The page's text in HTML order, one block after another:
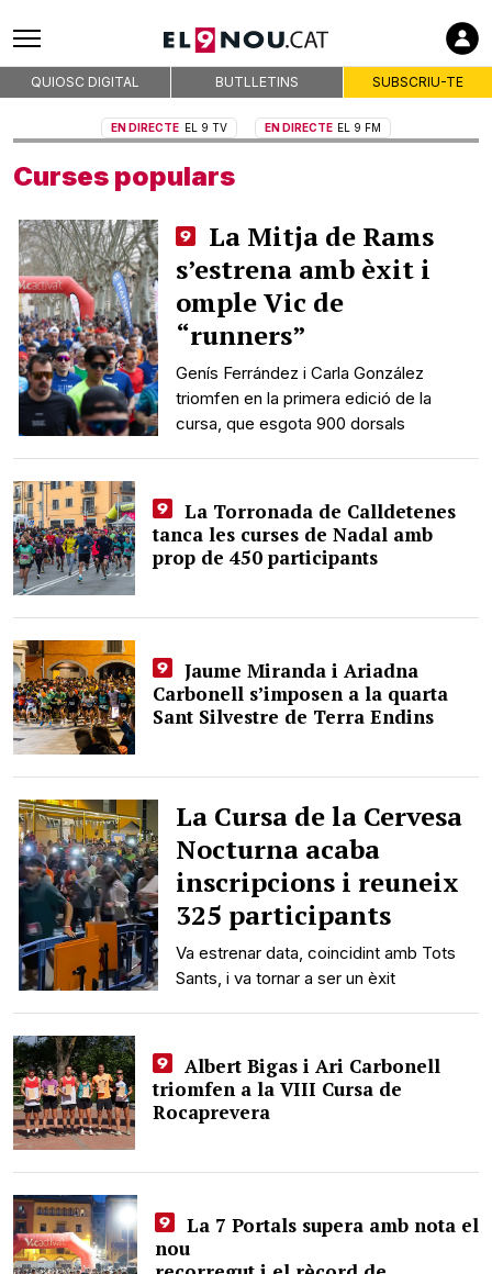
QUIOSC DIGITAL BUTLLETINS SUBSCRIU-TE
EN DIRECTE EL 9 TV EN DIRECTE EL 9 FM
Curses populars
La Mitja de Rams
s’estrena amb èxit i
omple Vic de
“runners”
Genís Ferrández i Carla González
triomfen en la primera edició de la
cursa, que esgota 900 dorsals
La Torronada de Calldetenes
tanca les curses de Nadal amb
prop de 450 participants
Jaume Miranda i Ariadna
Carbonell s’imposen a la quarta
Sant Silvestre de Terra Endins
La Cursa de la Cervesa
Nocturna acaba
inscripcions i reuneix
325 participants
Va estrenar data, coincidint amb Tots
Sants, i va tornar a ser un èxit
Albert Bigas i Ari Carbonell
triomfen a la VIII Cursa de
Rocaprevera
La 7 Portals supera amb nota el
nou